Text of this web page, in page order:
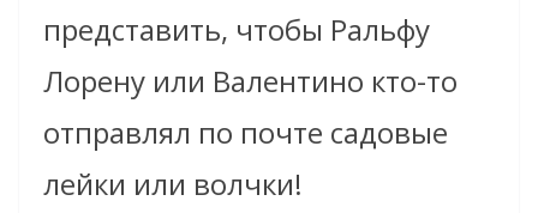
представить, чтобы Ральфу
Лорену или Валентино кто-то
отправлял по почте садовые
лейки или волчки!